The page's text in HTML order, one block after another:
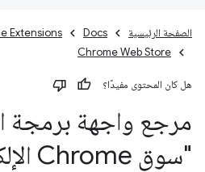
الصفحة الرئيسية Docs
Extensions
Chrome Web Store
هل كان المحتوى مفيدًا؟
مرجع واجهة برمجة
"سوق Chrome الإلكتروني"